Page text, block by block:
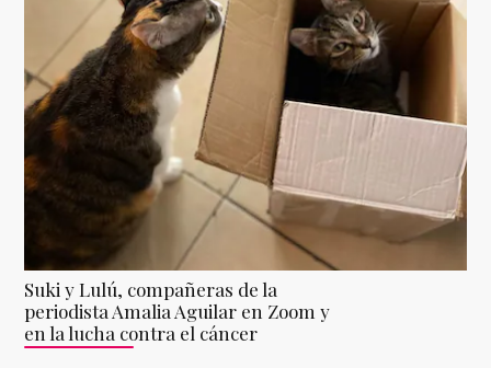
Suki y Lulú, compañeras de la
periodista Amalia Aguilar en Zoom y
en la lucha contra el cáncer